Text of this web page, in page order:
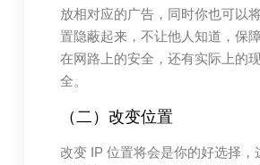
放相对应的广告，同时你也可以
置隐蔽起来，不让他人知道，保
在网路上的安全，还有实际上的
全。
（二）改变位置
改变 IP 位置将会是你的好选择，